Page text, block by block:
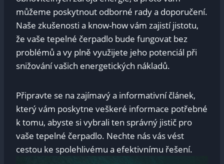
můžeme poskytnout odborné rady a doporučení.
Naše zkušenosti a know-how vám zajistí jistotu,
že vaše ⁣tepelné čerpadlo‌ bude‌ fungovat ​bez
problémů a vy ⁤plně využijete jeho potenciál při
snižování vašich energetických ​nákladů. ‍
Připravte ​se na zajímavý a informativní ​článek,
který vám ⁢poskytne veškeré informace potřebné
k tomu, abyste si vybrali ten správný ⁣jistič pro
vaše tepelné čerpadlo. Nechte‍ nás vás vést
cestou ke spolehlivému‍ a efektivnímu⁣ řešení.